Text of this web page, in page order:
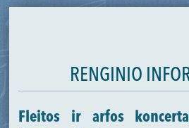
RENGINIO
Fleitos ir arfos